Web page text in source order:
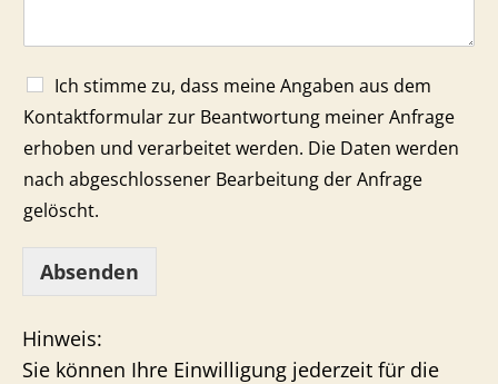
Ich stimme zu, dass meine Angaben aus dem
Kontaktformular zur Beantwortung meiner Anfrage
erhoben und verarbeitet werden. Die Daten werden
nach abgeschlossener Bearbeitung der Anfrage
gelöscht.
Absenden
Hinweis:
Sie können Ihre Einwilligung jederzeit für die